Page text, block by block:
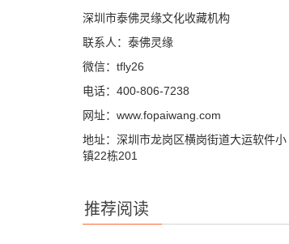
深圳市泰佛灵缘文化收藏机构
联系人：泰佛灵缘
微信：tfly26
电话：400-806-7238
网址：www.fopaiwang.com
地址：深圳市龙岗区横岗街道大运软件小
镇22栋201
推荐阅读